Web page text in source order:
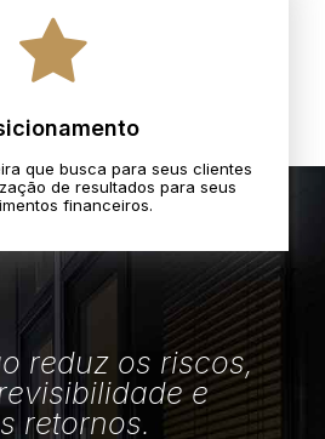
que busca para seus clientes
de resultados para seus
financeiros.
reduz os riscos,
e
retornos.